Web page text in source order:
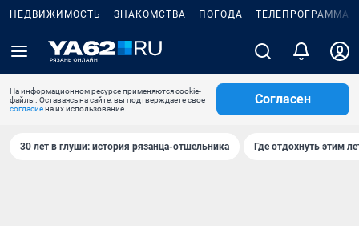
НЕДВИЖИМОСТЬ ЗНАКОМСТВА ПОГОДА ТЕЛЕПРОГРАММА
На информационном ресурсе применяются cookie-
файлы. Оставаясь на сайте, вы подтверждаете свое
согласиена их использование.
Согласен
30 лет в глуши: история рязанца-отшельника Где отдохнуть этим